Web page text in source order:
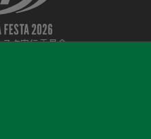
スタ実行委員会